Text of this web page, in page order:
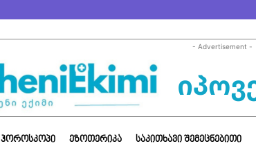
- Advertisement -
ᲰᲝᲠᲝᲡᲙᲝᲞᲘ ᲔᲖᲝᲗᲔᲠᲘᲙᲐ ᲡᲐᲙᲘᲗᲮᲐᲕᲘ ᲨᲔᲛᲔᲪᲜᲔᲑᲘᲗᲘ